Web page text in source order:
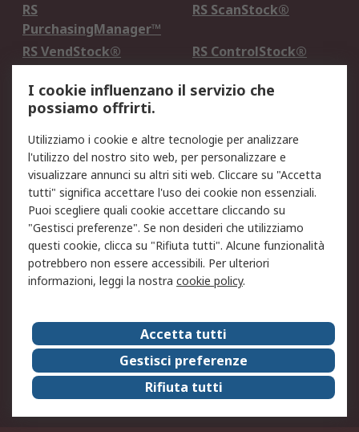
RS
PurchasingManager™
RS ScanStock®
RS VendStock®
RS ControlStock®
Legale
Informativa Cookie
Informativa Privacy -
Aggiornata
Email Security
Termini d'uso
Condizioni di vendita
Condizioni generali di
servizio
Etica e responsabilità
Chi Siamo
Chi Siamo
Contattaci
Supporto
ESG
Carriere
RS Group
Press Centre
Discovery: il Blog di RS
I cookie influenzano il servizio che
possiamo offrirti.
Utilizziamo i cookie e altre tecnologie per analizzare
l'utilizzo del nostro sito web, per personalizzare e
visualizzare annunci su altri siti web. Cliccare su "Accetta
tutti" significa accettare l'uso dei cookie non essenziali.
Puoi scegliere quali cookie accettare cliccando su
"Gestisci preferenze". Se non desideri che utilizziamo
questi cookie, clicca su "Rifiuta tutti". Alcune funzionalità
potrebbero non essere accessibili. Per ulteriori
informazioni, leggi la nostra cookie policy.
Accetta tutti
Gestisci preferenze
Rifiuta tutti